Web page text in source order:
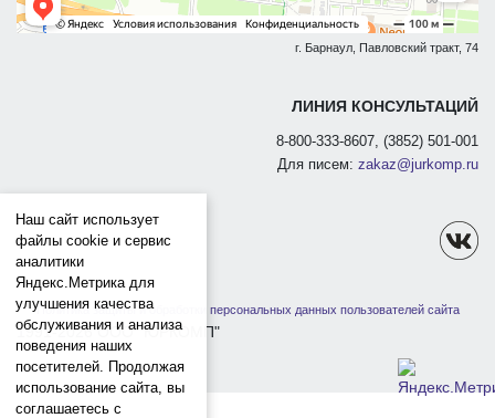
г. Барнаул, Павловский тракт, 74
ЛИНИЯ КОНСУЛЬТАЦИЙ
8-800-333-8607, (3852) 501-001
Для писем: zakaz@jurkomp.ru
Политика защиты и обработки персональных данных пользователей сайта
1991-2026 ООО "ЮРКОМП"
Наш сайт использует
файлы cookie и сервис
аналитики
Яндекс.Метрика для
улучшения качества
обслуживания и анализа
поведения наших
посетителей. Продолжая
использование сайта, вы
соглашаетесь с